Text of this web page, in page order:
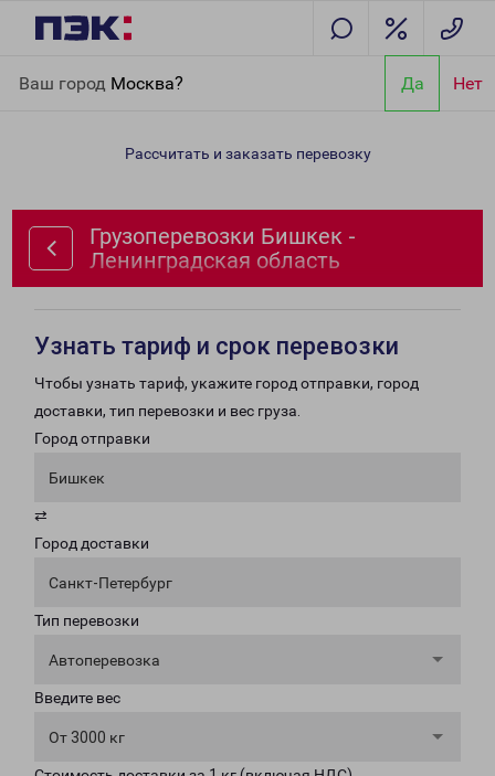
Ваш город Москва? Да Нет
Ленинградская область
Рассчитать и заказать перевозку
Грузоперевозки Бишкек -
Ленинградская область
Узнать тариф и срок перевозки
Чтобы узнать тариф, укажите город отправки, город
доставки, тип перевозки и вес груза.
Город отправки
Бишкек
⇄
Город доставки
Санкт-Петербург
Тип перевозки
Автоперевозка
Введите вес
От 3000 кг